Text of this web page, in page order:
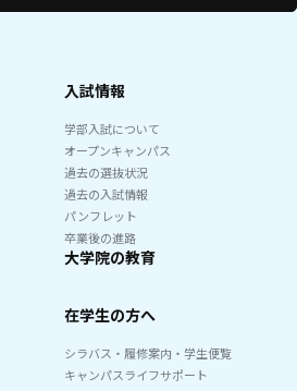
入試情報
学部入試について
オープンキャンパス
過去の選抜状況
過去の入試情報
パンフレット
卒業後の進路
大学院の教育
在学生の方へ
シラバス・履修案内・学生便覧
キャンパスライフサポート